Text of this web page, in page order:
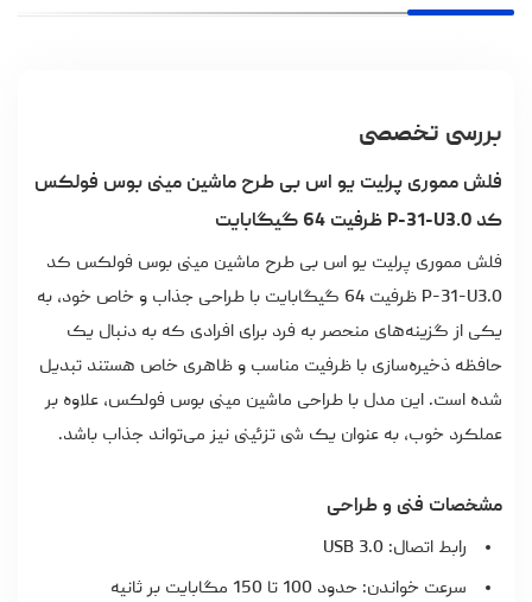
بررسی تخصصی
فلش مموری پرلیت یو اس بی طرح ماشین مینی بوس فولکس
کد P-31-U3.0 ظرفیت 64 گیگابایت
فلش مموری پرلیت یو اس بی طرح ماشین مینی بوس فولکس کد
P-31-U3.0 ظرفیت 64 گیگابایت با طراحی جذاب و خاص خود، به
یکی از گزینه‌های منحصر به فرد برای افرادی که به دنبال یک
حافظه ذخیره‌سازی با ظرفیت مناسب و ظاهری خاص هستند تبدیل
شده است. این مدل با طراحی ماشین مینی بوس فولکس، علاوه بر
عملکرد خوب، به عنوان یک شی تزئینی نیز می‌تواند جذاب باشد.
مشخصات فنی و طراحی
رابط اتصال: USB 3.0
سرعت خواندن: حدود 100 تا 150 مگابایت بر ثانیه